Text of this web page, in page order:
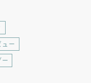
ュー
ー